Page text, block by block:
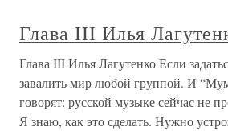
Глава III Илья
Глава III Илья Лагутенко Если
завалить мир любой группой. И
говорят: русской музыке сейчас не
Я знаю, как это сделать. Нужно